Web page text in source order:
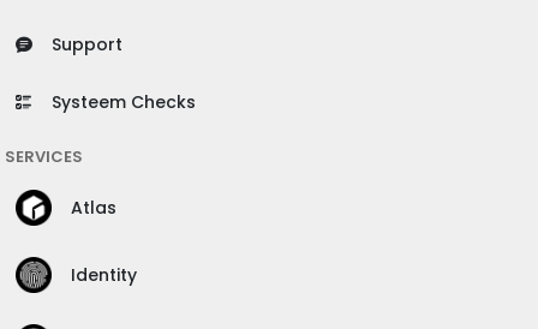
Support
Systeem Checks
SERVICES
Atlas
Identity